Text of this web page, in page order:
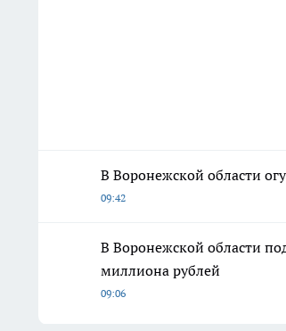
В Воронежской области
09:42
В Воронежской области
миллиона рублей
09:06